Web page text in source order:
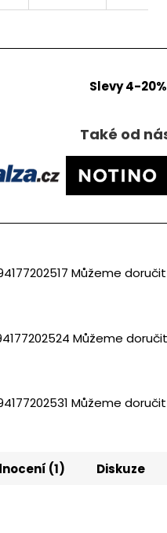
Slevy 4-20%
Také od
Můžeme
Můžeme
Můžeme
(1) Diskuze